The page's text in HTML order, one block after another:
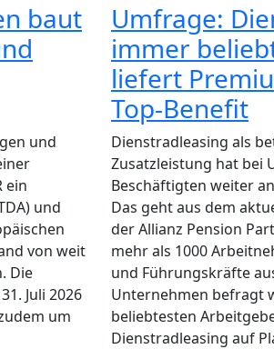
baut
und
ein
und
von weit
Die
Juli 2026
um
Umfrage:
immer
liefert
Top-Benefit
Dienstradleasing als
Zusatzleistung hat bei
Beschäftigten weiter
Das geht aus dem
der Allianz Pension
mehr als 1000
und Führungskräfte
Unternehmen befragt
beliebtesten
Dienstradleasing auf